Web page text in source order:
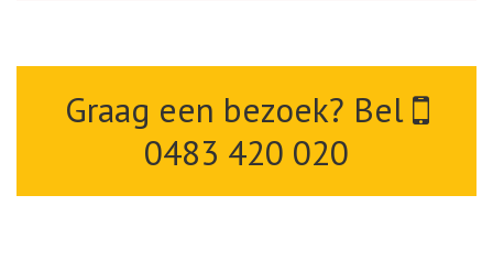
Graag een bezoek? Bel
0483 420 020